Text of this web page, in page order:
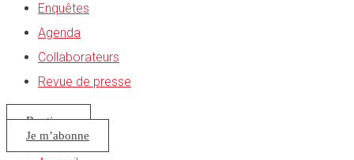
Enquêtes
Agenda
Collaborateurs
Revue de presse
Boutique
Je m’abonne